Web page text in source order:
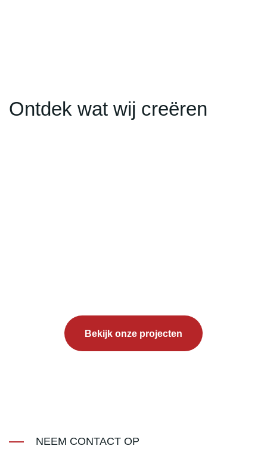
Ontdek wat wij creëren
Bekijk onze projecten
NEEM CONTACT OP